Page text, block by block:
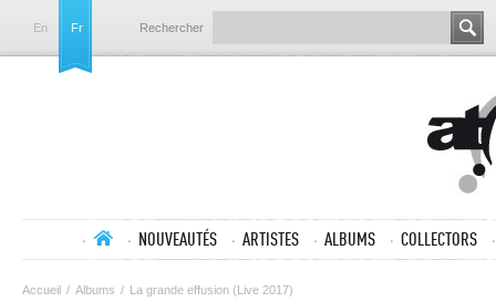
En Fr Rechercher
NOUVEAUTÉS ARTISTES ALBUMS COLLECTORS
Accueil / Albums / La grande effusion (Live 2017)